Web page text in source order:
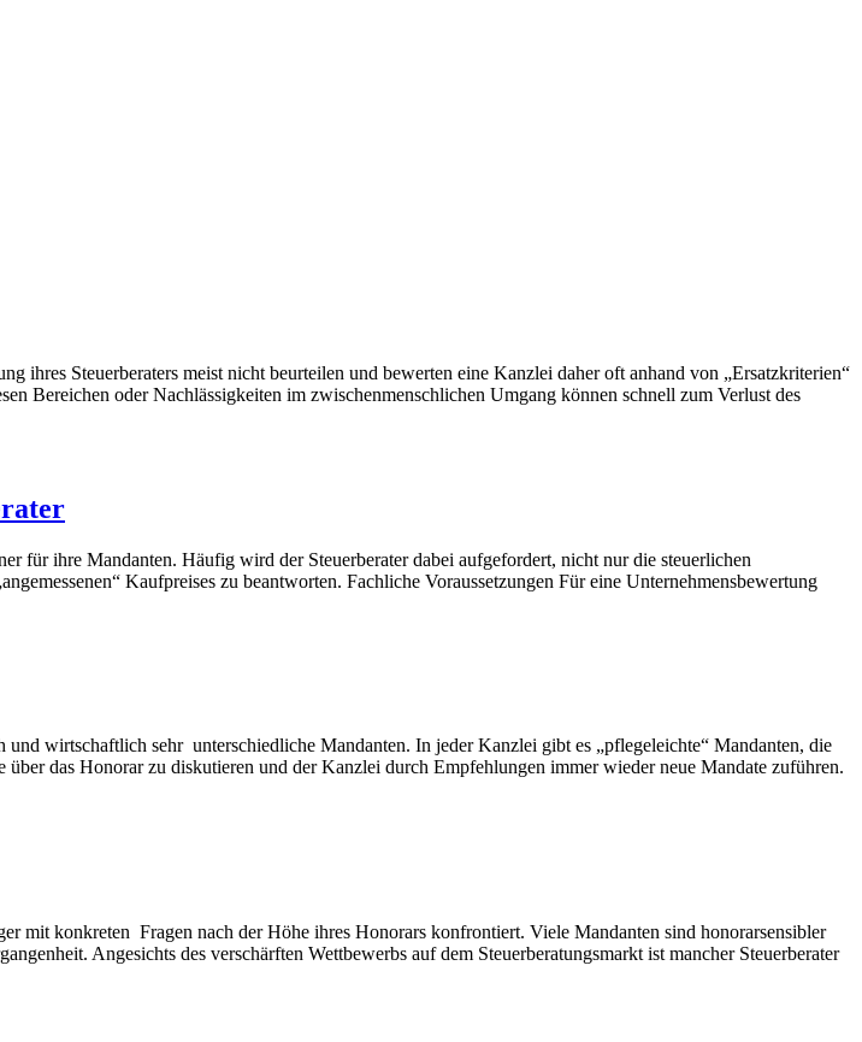
Steuerberaters meist nicht beurteilen und bewerten eine Kanzlei daher oft anhand von „Ersatzkriterien“
Bereichen oder Nachlässigkeiten im zwischenmenschlichen Umgang können schnell zum Verlust des
für ihre Mandanten. Häufig wird der Steuerberater dabei aufgefordert, nicht nur die steuerlichen
Kaufpreises zu beantworten. Fachliche Voraussetzungen Für eine Unternehmensbewertung
wirtschaftlich sehr unterschiedliche Mandanten. In jeder Kanzlei gibt es „pflegeleichte“ Mandanten, die
das Honorar zu diskutieren und der Kanzlei durch Empfehlungen immer wieder neue Mandate zuführen.
mit konkreten Fragen nach der Höhe ihres Honorars konfrontiert. Viele Mandanten sind honorarsensibler
Angesichts des verschärften Wettbewerbs auf dem Steuerberatungsmarkt ist mancher Steuerberater